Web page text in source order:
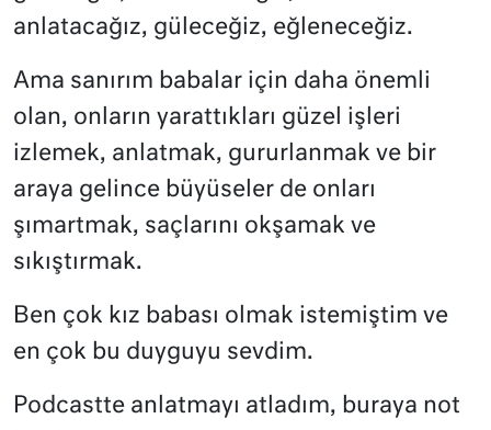
anlatacağız, güleceğiz, eğleneceğiz.
Ama sanırım babalar için daha önemli
olan, onların yarattıkları güzel işleri
izlemek, anlatmak, gururlanmak ve bir
araya gelince büyüseler de onları
şımartmak, saçlarını okşamak ve
sıkıştırmak.
Ben çok kız babası olmak istemiştim ve
en çok bu duyguyu sevdim.
Podcastte anlatmayı atladım, buraya not